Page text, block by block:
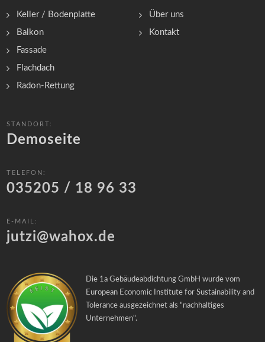
Keller / Bodenplatte
Balkon
Fassade
Flachdach
Radon-Rettung
Über uns
Kontakt
STANDORT:
Demoseite
TELEFON:
035205 / 18 96 33
E-MAIL:
jutzi@wahox.de
Die 1a Gebäudeabdichtung GmbH wurde vom
European Economic Institute for Sustainability and
Tolerance ausgezeichnet als "nachhaltiges
Unternehmen".